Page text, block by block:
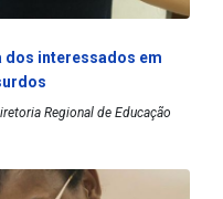
dos interessados em
Regional de Educação